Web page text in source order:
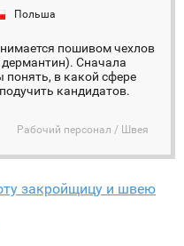
Польша
пошивом чехлов
Сначала
понять, в какой сфере
кандидатов.
Рабочий персонал / Швея
закройщицу и швею